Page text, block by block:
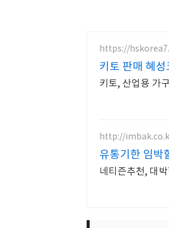
https://
키토 판매 혜
키토, 산업용 가
http://
유통기한 임박
네티즌추천, 대